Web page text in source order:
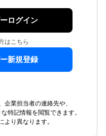
ログイン
はこちら
新規登録
企業担当者の連絡先や、
特記情報を閲覧できます。
り異なります。